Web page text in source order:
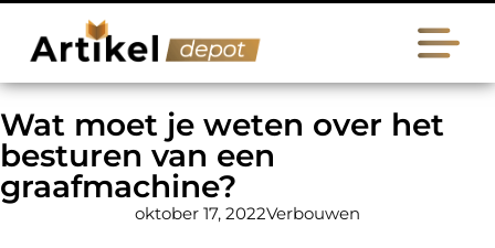
Wat moet je weten over het
besturen van een
graafmachine?
oktober 17, 2022Verbouwen